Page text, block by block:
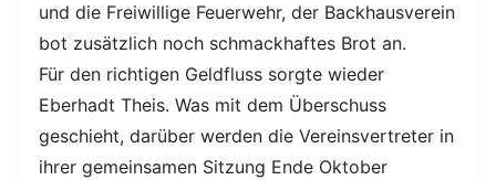
und die Freiwillige Feuerwehr, der Backhausverein
bot zusätzlich noch schmackhaftes Brot an.
Für den richtigen Geldfluss sorgte wieder
Eberhadt Theis. Was mit dem Überschuss
geschieht, darüber werden die Vereinsvertreter in
ihrer gemeinsamen Sitzung Ende Oktober